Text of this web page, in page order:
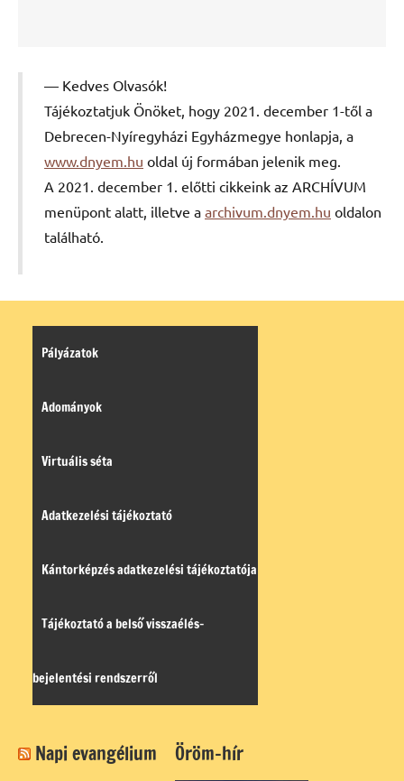
Kedves Olvasók!
Tájékoztatjuk Önöket, hogy 2021. december 1-től a
Debrecen-Nyíregyházi Egyházmegye honlapja, a
www.dnyem.hu oldal új formában jelenik meg.
A 2021. december 1. előtti cikkeink az ARCHÍVUM
menüpont alatt, illetve a archivum.dnyem.hu oldalon
található.
Pályázatok
Adományok
Virtuális séta
Adatkezelési tájékoztató
Kántorképzés adatkezelési tájékoztatója
Tájékoztató a belső visszaélés-
bejelentési rendszerről
Napi evangélium Öröm-hír